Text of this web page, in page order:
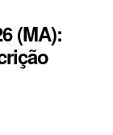
(MA):